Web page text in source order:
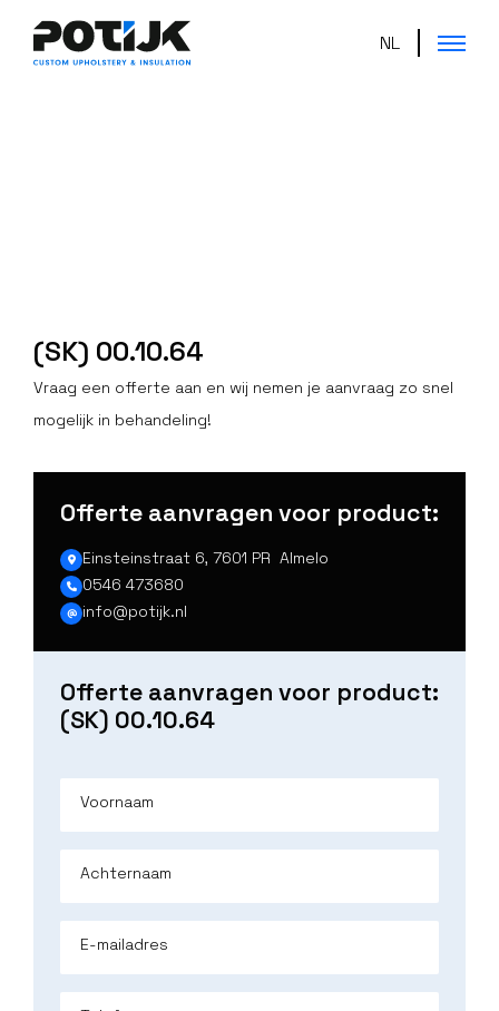
NL
(SK) 00.10.64
Vraag een offerte aan en wij nemen je aanvraag zo snel
mogelijk in behandeling!
Offerte aanvragen voor product:
Einsteinstraat 6, 7601 PR Almelo
0546 473680
info@potijk.nl
Offerte aanvragen voor product:
(SK) 00.10.64
Voornaam
Achternaam
E-mailadres